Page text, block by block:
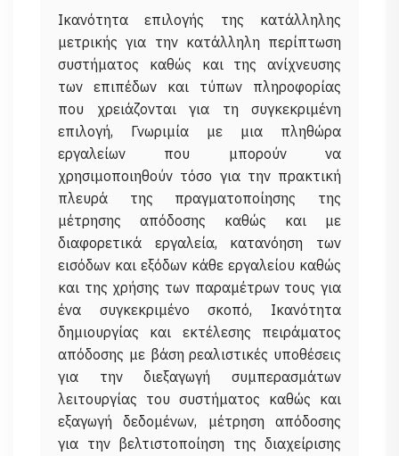
Ικανότητα επιλογής της κατάλληλης
μετρικής για την κατάλληλη περίπτωση
συστήματος καθώς και της ανίχνευσης
των επιπέδων και τύπων πληροφορίας
που χρειάζονται για τη συγκεκριμένη
επιλογή, Γνωριμία με μια πληθώρα
εργαλείων που μπορούν να
χρησιμοποιηθούν τόσο για την πρακτική
πλευρά της πραγματοποίησης της
μέτρησης απόδοσης καθώς και με
διαφορετικά εργαλεία, κατανόηση των
εισόδων και εξόδων κάθε εργαλείου καθώς
και της χρήσης των παραμέτρων τους για
ένα συγκεκριμένο σκοπό, Ικανότητα
δημιουργίας και εκτέλεσης πειράματος
απόδοσης με βάση ρεαλιστικές υποθέσεις
για την διεξαγωγή συμπερασμάτων
λειτουργίας του συστήματος καθώς και
εξαγωγή δεδομένων, μέτρηση απόδοσης
για την βελτιστοποίηση της διαχείρισης